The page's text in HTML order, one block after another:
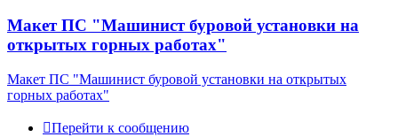
Макет ПС "Машинист буровой установки на
открытых горных работах"
Макет ПС "Машинист буровой установки на открытых
горных работах"
Перейти к сообщению